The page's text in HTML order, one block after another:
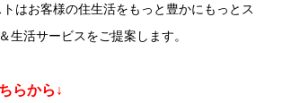
はお客様の住生活をもっと豊かにもっとス
生活サービスをご提案します。
らから↓